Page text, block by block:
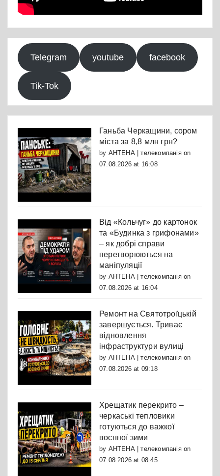
Telegram youtube facebook
Tik-Tok
Ганьба Черкащини, сором
міста за 8,8 млн грн?
by АНТЕНА | телекомпаніяon
07.08.2026 at 16:08
Від «Кольчуг» до картонок
та «Будинка з грифонами»
– як добрі справи
перетворюються на
маніпуляції
by АНТЕНА | телекомпаніяon
07.08.2026 at 16:04
Ремонт на Святотроїцькій
завершується. Триває
відновлення
інфраструктури вулиці
by АНТЕНА | телекомпаніяon
07.08.2026 at 09:18
Хрещатик перекрито –
черкаські тепловики
готуються до важкої
воєнної зими
by АНТЕНА | телекомпаніяon
07.08.2026 at 08:45